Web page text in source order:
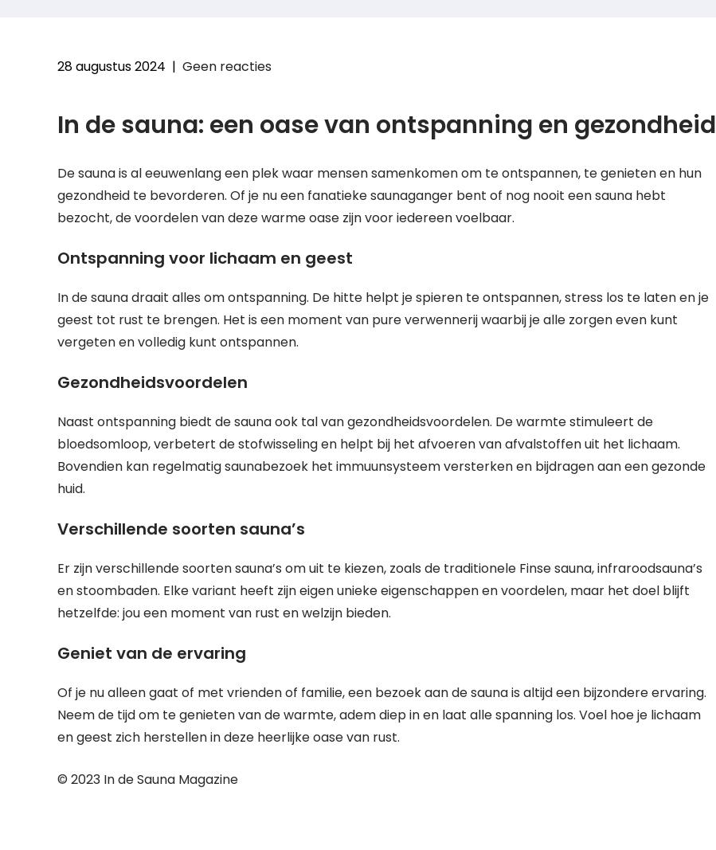
28 augustus 2024 | Geen reacties
In de sauna: een oase van ontspanning en gezondheid
De sauna is al eeuwenlang een plek waar mensen samenkomen om te ontspannen, te genieten en hun
gezondheid te bevorderen. Of je nu een fanatieke saunaganger bent of nog nooit een sauna hebt
bezocht, de voordelen van deze warme oase zijn voor iedereen voelbaar.
Ontspanning voor lichaam en geest
In de sauna draait alles om ontspanning. De hitte helpt je spieren te ontspannen, stress los te laten en je
geest tot rust te brengen. Het is een moment van pure verwennerij waarbij je alle zorgen even kunt
vergeten en volledig kunt ontspannen.
Gezondheidsvoordelen
Naast ontspanning biedt de sauna ook tal van gezondheidsvoordelen. De warmte stimuleert de
bloedsomloop, verbetert de stofwisseling en helpt bij het afvoeren van afvalstoffen uit het lichaam.
Bovendien kan regelmatig saunabezoek het immuunsysteem versterken en bijdragen aan een gezonde
huid.
Verschillende soorten sauna’s
Er zijn verschillende soorten sauna’s om uit te kiezen, zoals de traditionele Finse sauna, infraroodsauna’s
en stoombaden. Elke variant heeft zijn eigen unieke eigenschappen en voordelen, maar het doel blijft
hetzelfde: jou een moment van rust en welzijn bieden.
Geniet van de ervaring
Of je nu alleen gaat of met vrienden of familie, een bezoek aan de sauna is altijd een bijzondere ervaring.
Neem de tijd om te genieten van de warmte, adem diep in en laat alle spanning los. Voel hoe je lichaam
en geest zich herstellen in deze heerlijke oase van rust.
© 2023 In de Sauna Magazine